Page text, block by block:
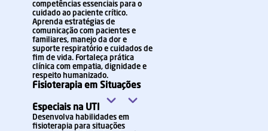
competências essenciais para o
cuidado ao paciente crítico.
Aprenda estratégias de
comunicação com pacientes e
familiares, manejo da dor e
suporte respiratório e cuidados de
fim de vida. Fortaleça prática
clínica com empatia, dignidade e
respeito humanizado.
Fisioterapia em Situações
Especiais na UTI
Desenvolva habilidades em
fisioterapia para situações